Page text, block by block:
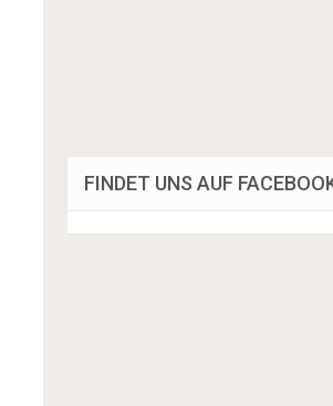
FINDET UNS AUF